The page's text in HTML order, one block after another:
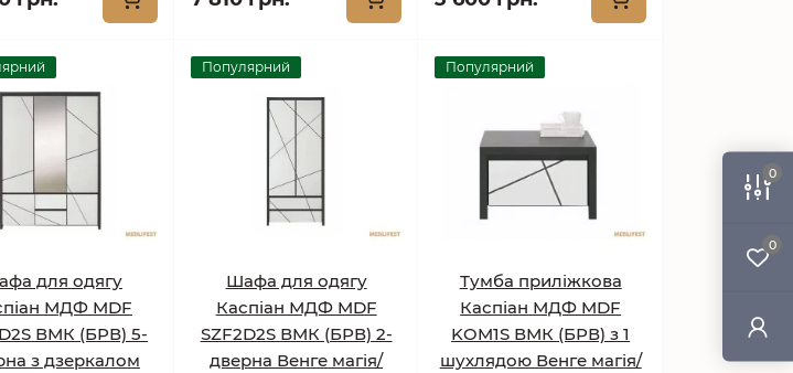
0
0
для одягу
МДФ MDF
ВМК (БРВ) 5-
з дзеркалом
Популярний
Шафа для одягу
Каспіан МДФ MDF
SZF2D2S ВМК (БРВ) 2-
дверна Венге магія/
Популярний
Тумба приліжкова
Каспіан МДФ MDF
KOM1S ВМК (БРВ) з 1
шухлядою Венге магія/